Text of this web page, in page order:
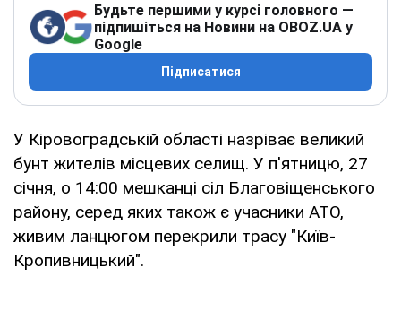
Будьте першими у курсі головного —
підпишіться на Новини на OBOZ.UA у
Google
Підписатися
У Кіровоградській області назріває великий
бунт жителів місцевих селищ. У п'ятницю, 27
січня, о 14:00 мешканці сіл Благовіщенського
району, серед яких також є учасники АТО,
живим ланцюгом перекрили трасу "Київ-
Кропивницький".